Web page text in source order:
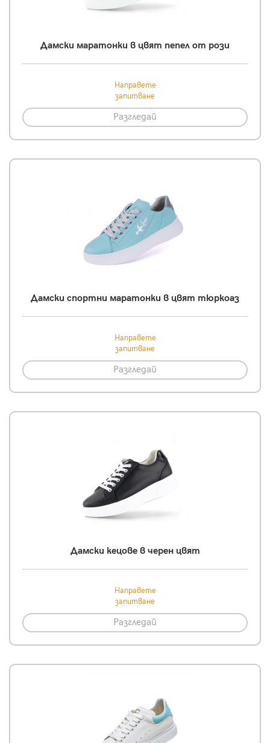
Дамски маратонки в цвят пепел от рози
Направете
запитване
Разгледай
Дамски спортни маратонки в цвят тюркоаз
Направете
запитване
Разгледай
Дамски кецове в черен цвят
Направете
запитване
Разгледай